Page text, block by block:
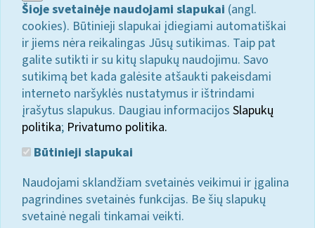
Šioje svetainėje naudojami slapukai (angl.
cookies). Būtinieji slapukai įdiegiami automatiškai
ir jiems nėra reikalingas Jūsų sutikimas. Taip pat
galite sutikti ir su kitų slapukų naudojimu. Savo
sutikimą bet kada galėsite atšaukti pakeisdami
interneto naršyklės nustatymus ir ištrindami
įrašytus slapukus. Daugiau informacijos Slapukų
politika; Privatumo politika.
Būtinieji slapukai
Naudojami sklandžiam svetainės veikimui ir įgalina
pagrindines svetainės funkcijas. Be šių slapukų
svetainė negali tinkamai veikti.